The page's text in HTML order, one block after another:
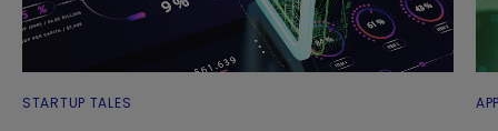
STARTUP TALES